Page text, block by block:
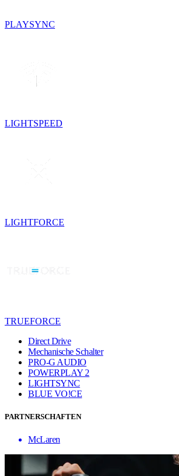
PLAYSYNC
LIGHTSPEED
LIGHTFORCE
TRUEFORCE
Direct Drive
Mechanische Schalter
PRO-G AUDIO
POWERPLAY 2
LIGHTSYNC
BLUE VO!CE
PARTNERSCHAFTEN
McLaren